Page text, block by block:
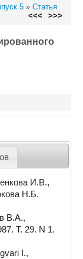
5 » Статья
<<< >>>
И.В.,
Н.Б.
В.А.,
Т. 29. N 1.
I.,